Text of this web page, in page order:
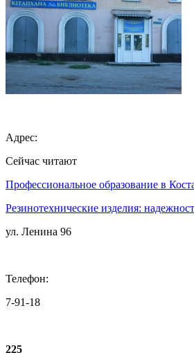
Адрес:
Сейчас читают
Профессиональное образование в
Резинотехнические изделия:
ул. Ленина 96
Телефон:
7-91-18
225